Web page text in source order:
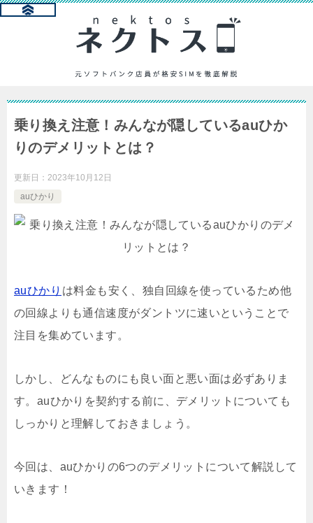
乗り換え注意！みんなが隠しているauひか
りのデメリットとは？
更新日： 2023年10月12日
auひかり
auひかり は料金も安く、独自回線を使っているため他
の回線よりも通信速度がダントツに速いということで
注目を集めています。
しかし、どんなものにも良い面と悪い面は必ずありま
す。auひかりを契約する前に、デメリットについても
しっかりと理解しておきましょう。
今回は、auひかりの6つのデメリットについて解説して
いきます！